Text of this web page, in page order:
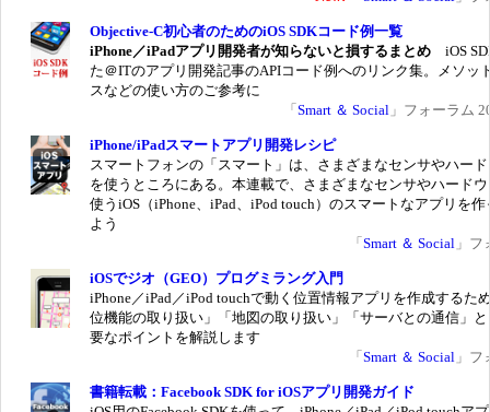
Objective-C初心者のためのiOS SDKコード例一覧
iPhone／iPadアプリ開発者が知らないと損するまとめ iOS
た＠ITのアプリ開発記事のAPIコード例へのリンク集。メソッ
スなどの使い方のご参考に
「 Smart ＆ Social 」フォーラム
iPhone/iPadスマートアプリ開発レシピ
スマートフォンの「スマート」は、さまざまなセンサやハー
を使うところにある。本連載で、さまざまなセンサやハード
使うiOS（iPhone、iPad、iPod touch）のスマートなアプリを作
よう
「 Smart ＆ Social 」フ
iOSでジオ（GEO）プログミラング入門
iPhone／iPad／iPod touchで動く位置情報アプリを作成するた
位機能の取り扱い」「地図の取り扱い」「サーバとの通信」
要なポイントを解説します
「 Smart ＆ Social 」フ
書籍転載：Facebook SDK for iOSアプリ開発ガイド